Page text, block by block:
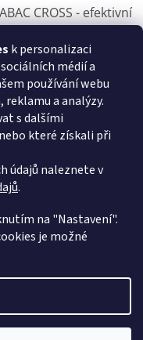
k personalizaci
médií a
používání webu
a analýzy.
s dalšími
které získali při
údajů naleznete v
.
na "Nastavení".
je možné
CROSS - efektivní
ABAC. Všechna práva